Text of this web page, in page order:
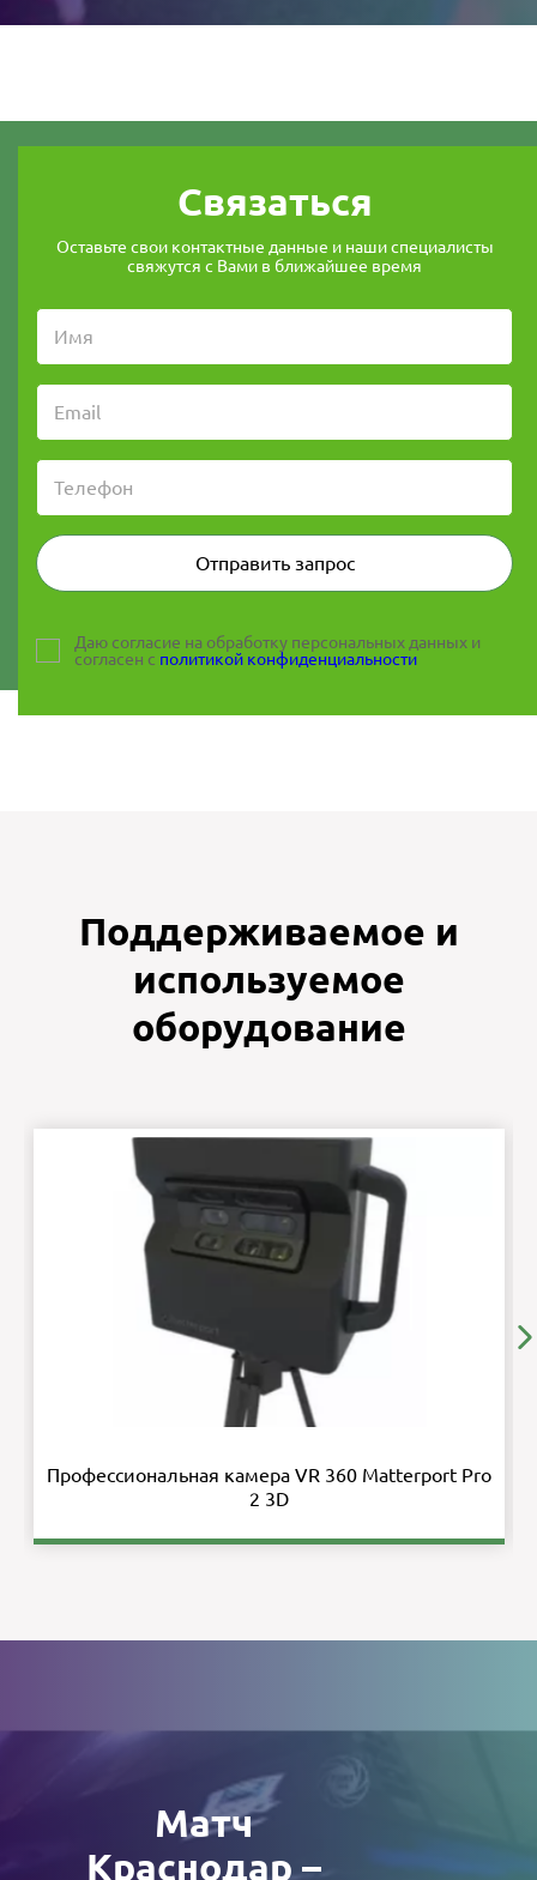
Связаться
Оставьте свои контактные данные и наши специалисты
свяжутся с Вами в ближайшее время
Отправить запрос
Даю согласие на обработку персональных данных и
согласен с политикой конфиденциальности
Поддерживаемое и
используемое
оборудование
Профессиональная камера VR 360 Matterport Pro
2 3D
Матч
Краснодар –